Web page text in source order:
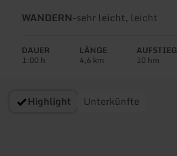
Art
Tour:
WANDERN-Schwierigkeit:
sehr leicht, leicht
DAUER
1:00 h
LÄNGE
4,6 km
AUFSTIEG
10 hm
Highlight Unterkünfte